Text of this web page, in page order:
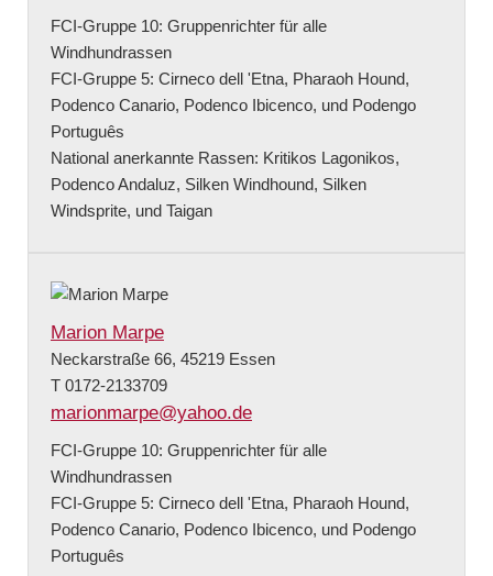
FCI-Gruppe 10: Gruppenrichter für alle
Windhundrassen
FCI-Gruppe 5: Cirneco dell 'Etna, Pharaoh Hound,
Podenco Canario, Podenco Ibicenco, und Podengo
Português
National anerkannte Rassen: Kritikos Lagonikos,
Podenco Andaluz, Silken Windhound, Silken
Windsprite, und Taigan
Marion Marpe
Neckarstraße 66, 45219 Essen
T 0172-2133709
marionmarpe@yahoo.de
FCI-Gruppe 10: Gruppenrichter für alle
Windhundrassen
FCI-Gruppe 5: Cirneco dell 'Etna, Pharaoh Hound,
Podenco Canario, Podenco Ibicenco, und Podengo
Português